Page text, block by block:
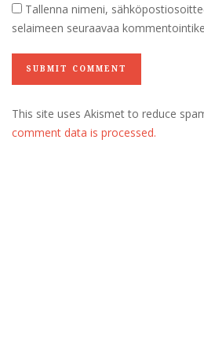
Tallenna nimeni,
selaimeen seuraavaa
This site uses Akismet to reduce
comment data is processed.